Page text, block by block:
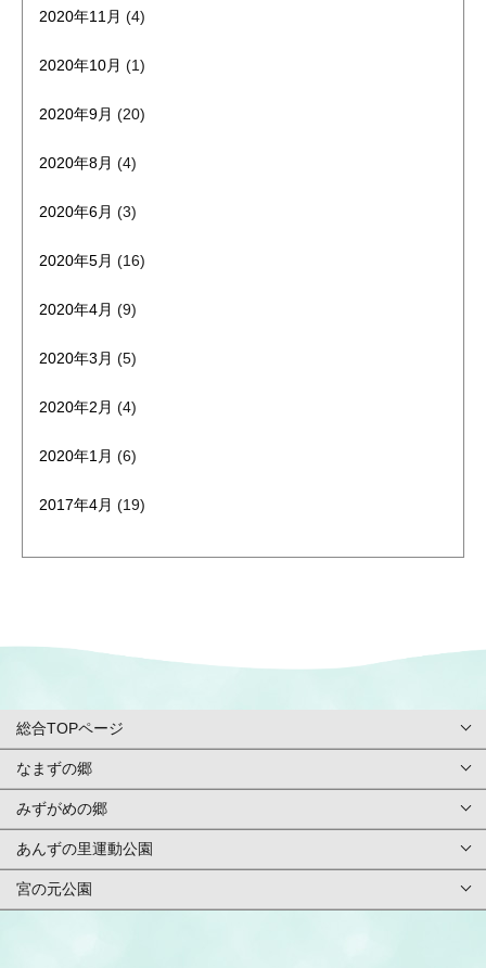
2020年11月 (4)
2020年10月 (1)
2020年9月 (20)
2020年8月 (4)
2020年6月 (3)
2020年5月 (16)
2020年4月 (9)
2020年3月 (5)
2020年2月 (4)
2020年1月 (6)
2017年4月 (19)
総合TOPページ
総合TOPページ
利用案内・申請
ご予約方法
なまずの郷
TOPページ
基本情報
みずがめの郷
TOPページ
基本情報
あんずの里運動公園
TOPページ
宮の元公園